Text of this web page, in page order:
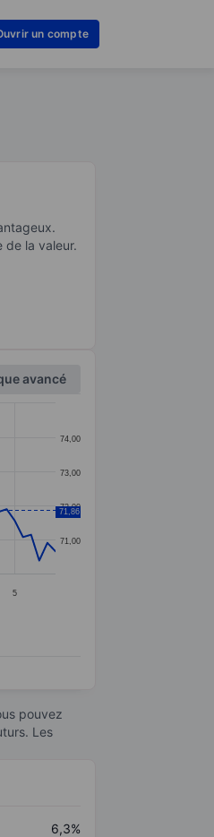
un compte
de la valeur.
avancé
5
71,00
72,00
73,00
74,00
71,86
pouvez
Les
6,3%